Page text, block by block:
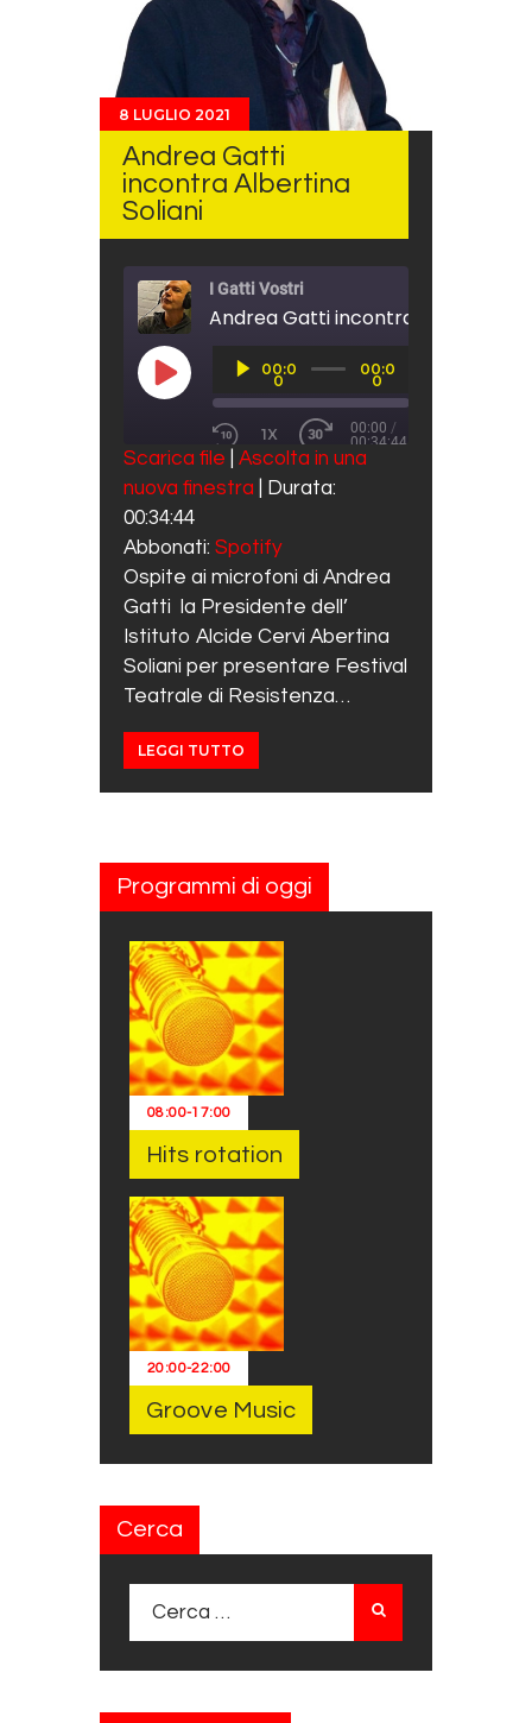
8 LUGLIO 2021
Andrea Gatti
incontra Albertina
Soliani
I Gatti Vostri
Andrea Gatti incontra Albertina
PLAY EPISODE
Player00:0
0
00:0
0
REWIND 10 SECONDS
1X
FAST FORWARD 30
00:00 /
00:34:44
SUBSCRIBE SHARE
Spotify
RSS FEED
SHARE
LINK
EMBED
Scarica file
Ascolta in una
nuova finestra
Durata:
00:34:44
Abbonati: Spotify
Ospite ai microfoni di Andrea
Gatti la Presidente dell’
Istituto Alcide Cervi Abertina
Soliani per presentare Festival
Teatrale di Resistenza…
LEGGI TUTTO
Programmi di oggi
08:00-17:00
Hits rotation
20:00-22:00
Groove Music
Cerca